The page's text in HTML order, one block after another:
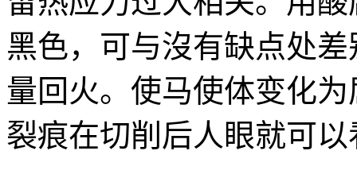
黑色，可与沒有缺点处
量回火。使马使体变化
裂痕在切削后人眼就可以